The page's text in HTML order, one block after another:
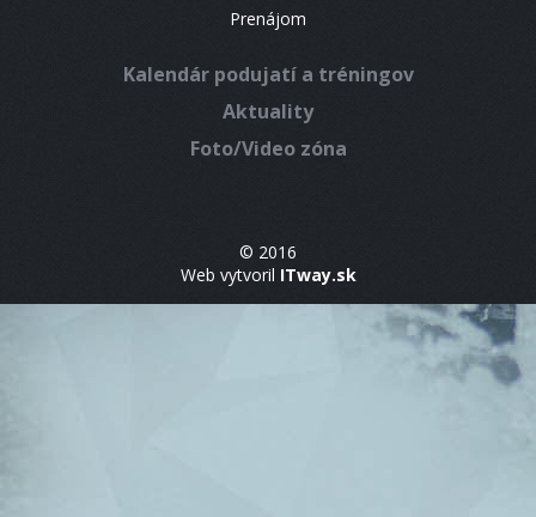
Prenájom
Kalendár podujatí a tréningov
Aktuality
Foto/Video zóna
© 2016
Web vytvoril ITway.sk